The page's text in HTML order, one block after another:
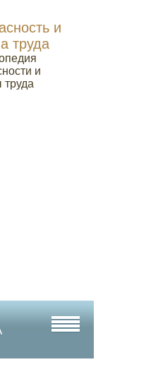
и
труда
и
труда